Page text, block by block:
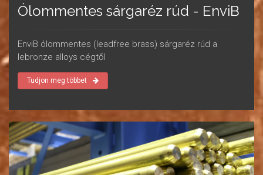
Ólommentes sárgaréz rúd - EnviB
EnviB ólommentes (leadfree brass) sárgaréz rúd a
lebronze alloys cégtől
Tudjon meg többet